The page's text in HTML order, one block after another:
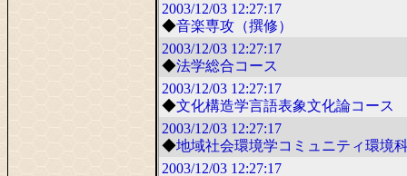
2003/12/03 12:27:17
◆音楽専攻（撰修）
2003/12/03 12:27:17
◆法学総合コース
2003/12/03 12:27:17
◆文化構造学言語表象文化論コース
2003/12/03 12:27:17
◆地域社会環境学コミュニティ環境
2003/12/03 12:27:17